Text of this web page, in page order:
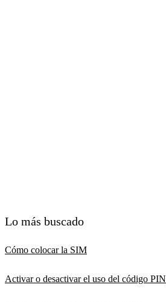
Lo más buscado
Cómo colocar la SIM
Activar o desactivar el uso del código PIN